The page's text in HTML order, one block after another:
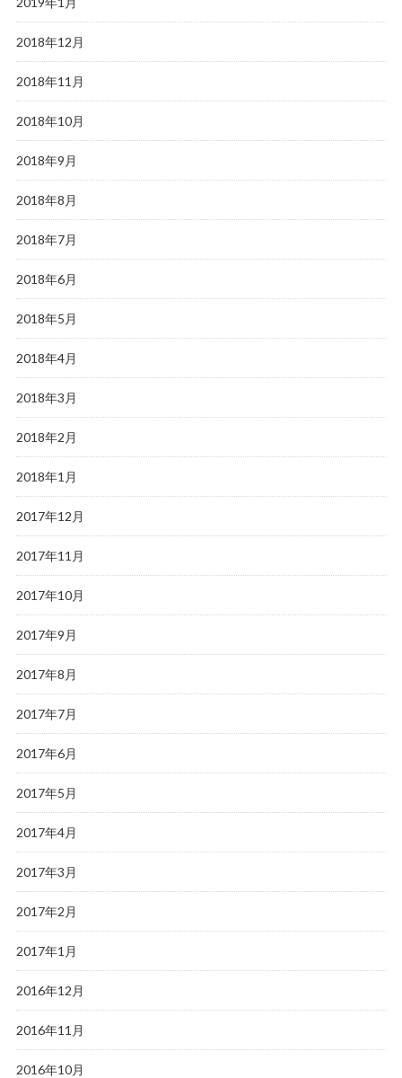
2018年12月
2018年11月
2018年10月
2018年9月
2018年8月
2018年7月
2018年6月
2018年5月
2018年4月
2018年3月
2018年2月
2018年1月
2017年12月
2017年11月
2017年10月
2017年9月
2017年8月
2017年7月
2017年6月
2017年5月
2017年4月
2017年3月
2017年2月
2017年1月
2016年12月
2016年11月
2016年10月